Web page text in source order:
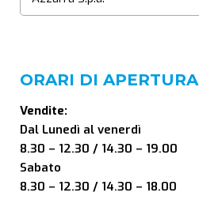
ORARI DI APERTURA
Vendite:
Dal Lunedì al venerdì
8.30 – 12.30 / 14.30 – 19.00
Sabato
8.30 – 12.30 / 14.30 – 18.00